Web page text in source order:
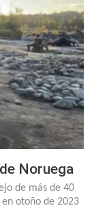
Noruega
de más de 40
otoño de 2023